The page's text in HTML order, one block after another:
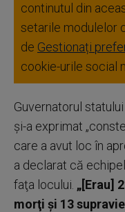
continutul din
setarile modulelor
de Gestionați
cookie-urile social
Guvernatorul
şi-a exprimat
care a avut loc în
a declarat că
faţa locului. „[Erau]
morţi şi 13